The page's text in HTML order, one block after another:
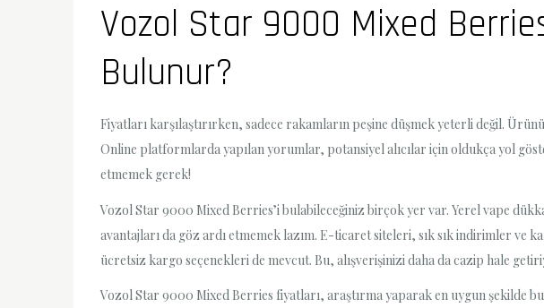
Vozol Star 9000 Mixed
Bulunur?
Fiyatları karşılaştırırken, sadece rakamların peşine düşmek yeterli değil.
Online platformlarda yapılan yorumlar, potansiyel alıcılar için oldukça yol
etmemek gerek!
Vozol Star 9000 Mixed Berries’i bulabileceğiniz birçok yer var. Yerel vape
avantajları da göz ardı etmemek lazım. E-ticaret siteleri, sık sık indirimler ve
ücretsiz kargo seçenekleri de mevcut. Bu, alışverişinizi daha da cazip hale
Vozol Star 9000 Mixed Berries fiyatları, araştırma yaparak en uygun şekilde